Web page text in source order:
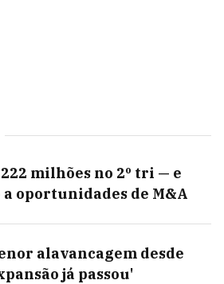
milhões no 2º tri — e
oportunidades de M&A
alavancagem desde
já passou'